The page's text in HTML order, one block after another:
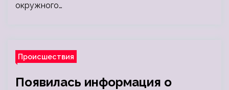
окружного…
Происшествия
Появилась информация о